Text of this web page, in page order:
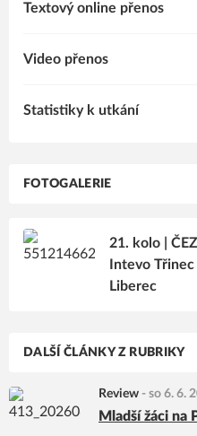
Textový online přenos
Video přenos
Statistiky k utkání
FOTOGALERIE
21. kolo |
Intevo
Liberec
DALŠÍ ČLÁNKY Z RUBRIKY
Review - so 6. 6.
Mladší žáci na